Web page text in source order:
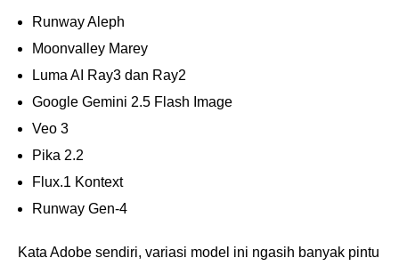
Runway Aleph
Moonvalley Marey
Luma AI Ray3 dan Ray2
Google Gemini 2.5 Flash Image
Veo 3
Pika 2.2
Flux.1 Kontext
Runway Gen-4
Kata Adobe sendiri, variasi model ini ngasih banyak pintu